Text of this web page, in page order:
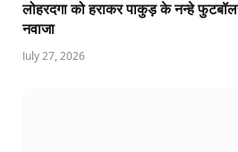
लोहरदगा को हराकर पाकुड़ के नन्हे
नवाजा
July 27, 2026